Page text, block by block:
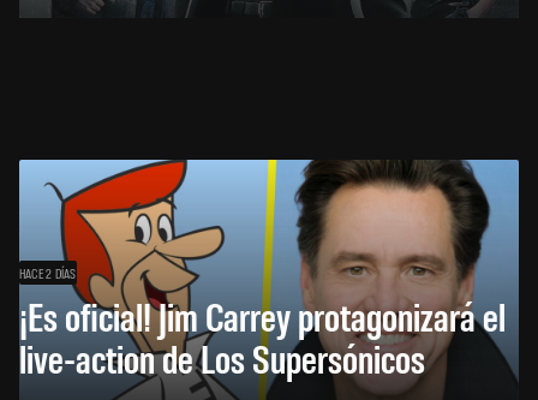
HACE 2 DÍAS
¡Es oficial! Jim Carrey protagonizará el
live-action de Los Supersónicos